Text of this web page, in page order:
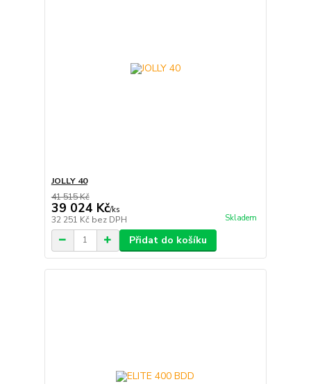
JOLLY 40
41 515 Kč
39 024 Kč/ks
32 251 Kč bez DPH Skladem
Přidat do košíku